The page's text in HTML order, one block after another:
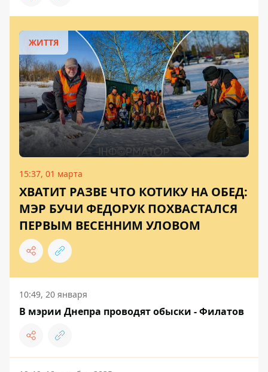
ЖИТТЯ
15:37, 01 марта
ХВАТИТ РАЗВЕ ЧТО КОТИКУ НА ОБЕД:
МЭР БУЧИ ФЕДОРУК ПОХВАСТАЛСЯ
ПЕРВЫМ ВЕСЕННИМ УЛОВОМ
10:49, 20 января
В мэрии Днепра проводят обыски - Филатов